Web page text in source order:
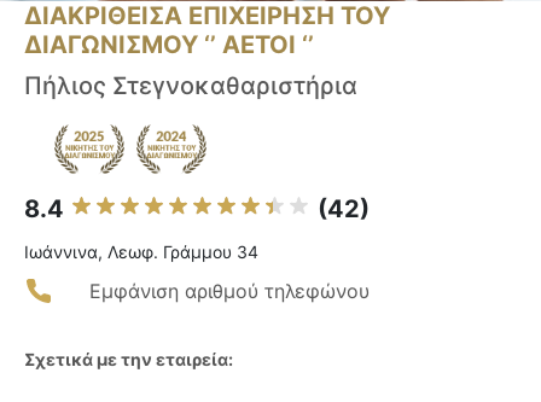
ΔΙΑΚΡΙΘΕΙΣΑ ΕΠΙΧΕΙΡΗΣΗ ΤΟΥ
ΔΙΑΓΩΝΙΣΜΟΥ ‘’ ΑΕΤΟΙ ‘’
Πήλιος Στεγνοκαθαριστήρια
8.4 (42)
Ιωάννινα, Λεωφ. Γράμμου 34
Εμφάνιση αριθμού τηλεφώνου
Σχετικά με την εταιρεία: